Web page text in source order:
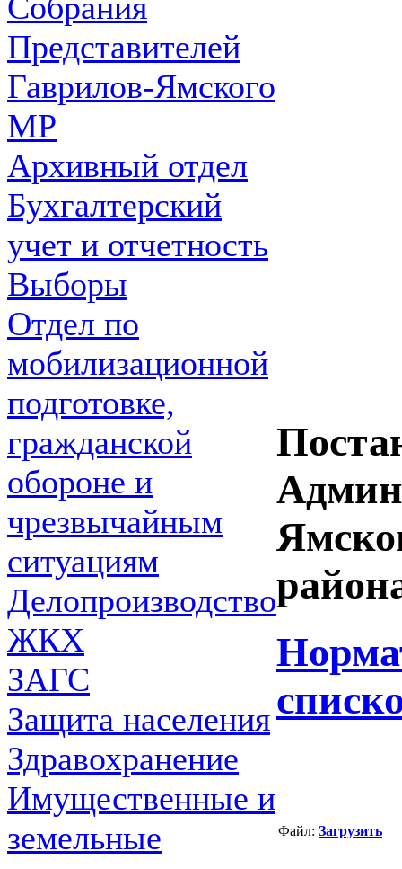
Представителей
Гаврилов-Ямского
МР
Архивный отдел
Бухгалтерский
учет и отчетность
Выборы
Отдел по
мобилизационной
подготовке,
гражданской
обороне и
чрезвычайным
ситуациям
Делопроизводство
ЖКХ
ЗАГС
Защита населения
Здравохранение
Имущественные и
земельные
Файл: Загрузить